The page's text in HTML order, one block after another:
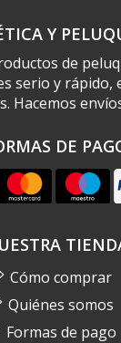
Y
de
serio y rápido,
Hacemos
DE
Cómo comprar
Quiénes somos
Formas de pago